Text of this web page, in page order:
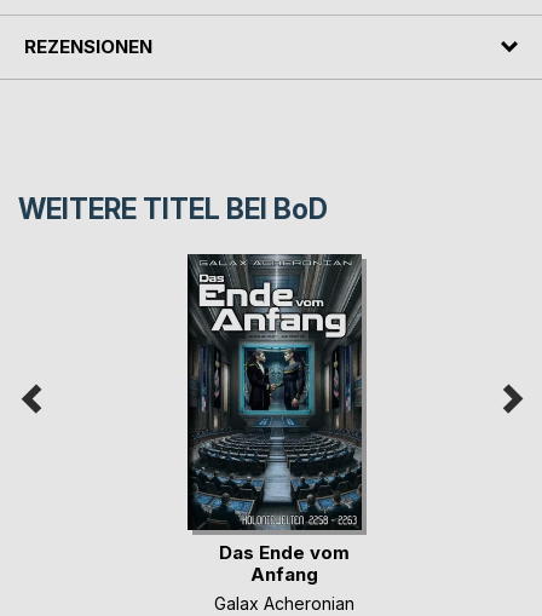
REZENSIONEN
WEITERE TITEL BEI BoD
Das Ende vom
Anfang
Galax Acheronian